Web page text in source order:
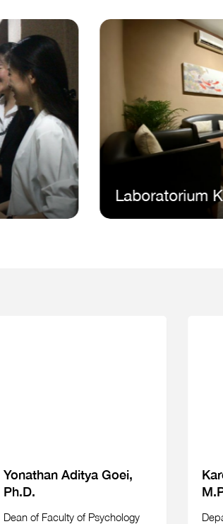
Laboratorium Konseling
Yonathan Aditya Goei,
Ph.D.
Dean of Faculty of Psychology